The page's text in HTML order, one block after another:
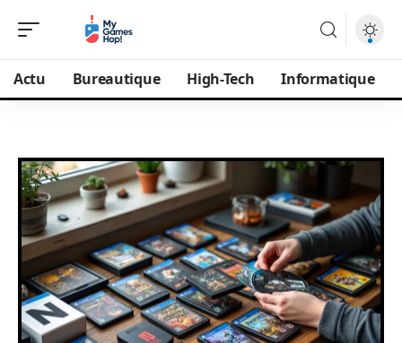
Actu Bureautique High-Tech Informatique